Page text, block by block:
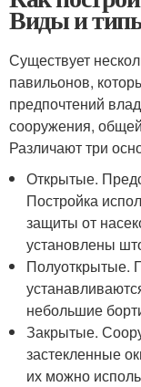
Виды и
Существует
павильонов,
предпочтений
сооружения,
Различают три
Открытые.
Постройка
защиты от
установлены
Полуоткрытые.
небольшие
Закрытые.
застекленные
их можно